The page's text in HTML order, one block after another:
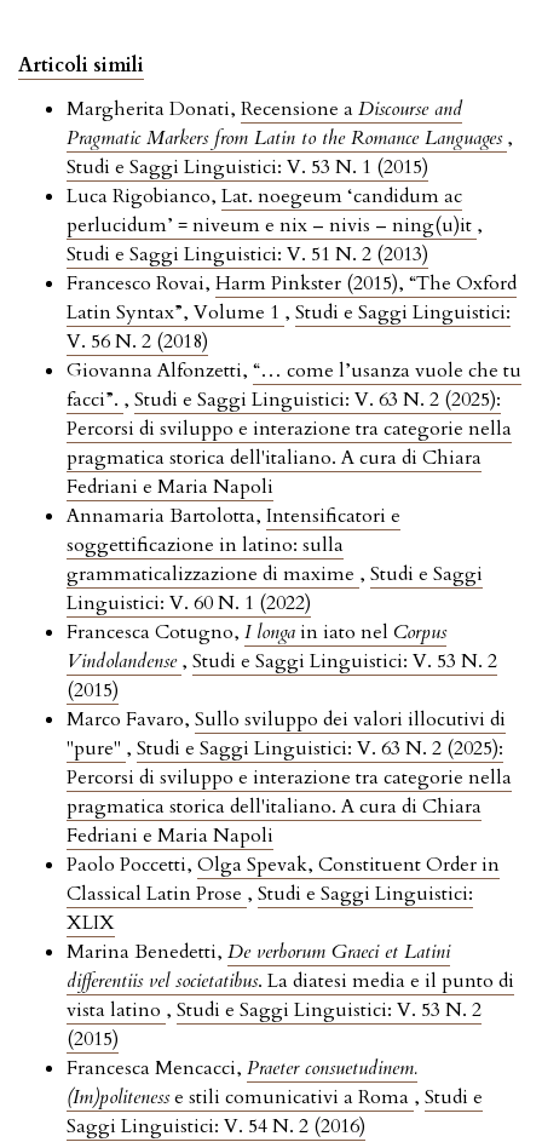
Articoli simili
Margherita Donati, Recensione a Discourse and
Pragmatic Markers from Latin to the Romance Languages ,
Studi e Saggi Linguistici: V. 53 N. 1 (2015)
Luca Rigobianco, Lat. noegeum ‘candidum ac
perlucidum’ = niveum e nix – nivis – ning(u)it ,
Studi e Saggi Linguistici: V. 51 N. 2 (2013)
Francesco Rovai, Harm Pinkster (2015), “The Oxford
Latin Syntax”, Volume 1 , Studi e Saggi Linguistici:
V. 56 N. 2 (2018)
Giovanna Alfonzetti, “… come l’usanza vuole che tu
facci”. , Studi e Saggi Linguistici: V. 63 N. 2 (2025):
Percorsi di sviluppo e interazione tra categorie nella
pragmatica storica dell'italiano. A cura di Chiara
Fedriani e Maria Napoli
Annamaria Bartolotta, Intensificatori e
soggettificazione in latino: sulla
grammaticalizzazione di maxime , Studi e Saggi
Linguistici: V. 60 N. 1 (2022)
Francesca Cotugno, I longain iato nel Corpus
Vindolandense , Studi e Saggi Linguistici: V. 53 N. 2
(2015)
Marco Favaro, Sullo sviluppo dei valori illocutivi di
"pure" , Studi e Saggi Linguistici: V. 63 N. 2 (2025):
Percorsi di sviluppo e interazione tra categorie nella
pragmatica storica dell'italiano. A cura di Chiara
Fedriani e Maria Napoli
Paolo Poccetti, Olga Spevak, Constituent Order in
Classical Latin Prose , Studi e Saggi Linguistici:
XLIX
Marina Benedetti, De verborum Graeci et Latini
differentiis vel societatibus. La diatesi media e il punto di
vista latino , Studi e Saggi Linguistici: V. 53 N. 2
(2015)
Francesca Mencacci, Praeter consuetudinem.
(Im)politenesse stili comunicativi a Roma , Studi e
Saggi Linguistici: V. 54 N. 2 (2016)